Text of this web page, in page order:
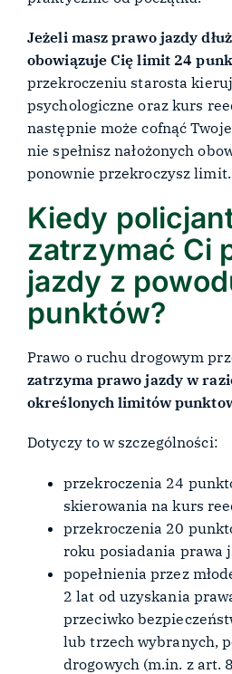
Jeżeli masz prawo jazdy
obowiązuje Cię limit 24
przekroczeniu starosta
psychologiczne oraz kurs
następnie może cofnąć
nie spełnisz nałożonych
ponownie przekroczysz limit.
Kiedy
zatrzymać Ci
jazdy z
punktów?
Prawo o ruchu drogowym
zatrzyma prawo jazdy w
określonych limitów
Dotyczy to w szczególności:
przekroczenia 24
skierowania na kurs
przekroczenia 20
roku posiadania prawa
popełnienia przez
2 lat od uzyskania
przeciwko
lub trzech wybranych,
drogowych (m.in. z art.